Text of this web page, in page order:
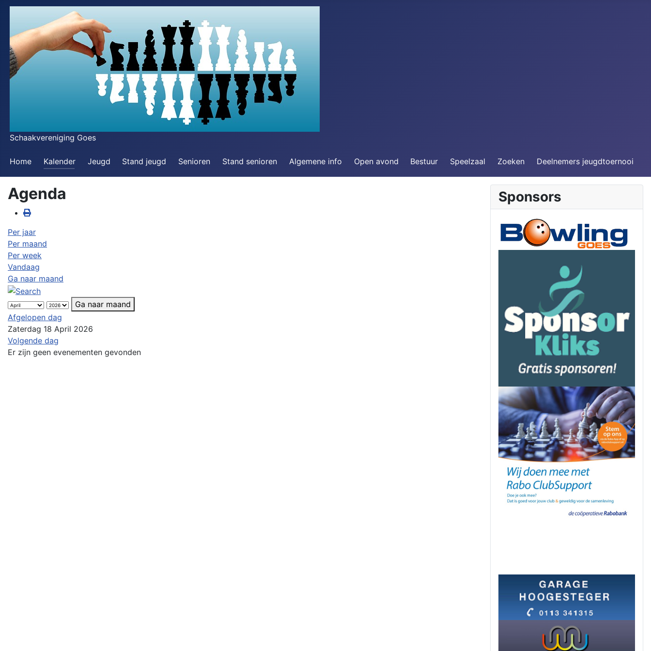
Schaakvereniging Goes
Home Kalender Jeugd Stand jeugd Senioren Stand senioren Algemene info Open avond Bestuur Speelzaal Zoeken Deelnemers jeugdtoernooi
Agenda
Per jaar
Per maand
Per week
Vandaag
Ga naar maand
Ga naar maand
Afgelopen dag
Zaterdag 18 April 2026
Volgende dag
Er zijn geen evenementen gevonden
Sponsors